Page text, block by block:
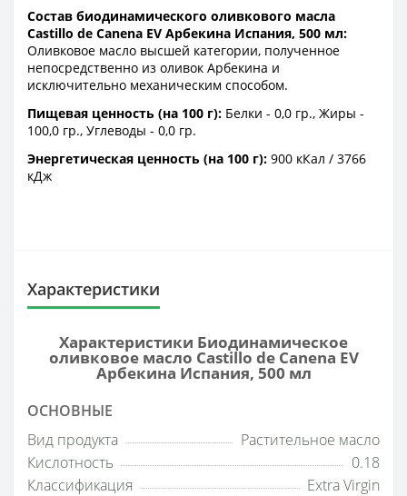
Состав биодинамического оливкового масла
Castillo de Canena EV Арбекина Испания, 500 мл:
Оливковое масло высшей категории, полученное
непосредственно из оливок Арбекина и
исключительно механическим способом.
Пищевая ценность (на 100 г): Белки - 0,0 гр., Жиры -
100,0 гр., Углеводы - 0,0 гр.
Энергетическая ценность (на 100 г): 900 кКал / 3766
кДж
Характеристики
Характеристики Биодинамическое
оливковое масло Castillo de Canena EV
Арбекина Испания, 500 мл
ОСНОВНЫЕ
Вид продукта
Растительное масло
Кислотность
0.18
Классификация
Extra Virgin